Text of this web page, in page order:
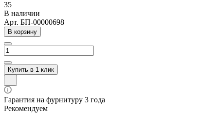
35
В наличии
Арт. БП-00000698
В корзину
Купить в 1 клик
Гарантия на фурнитуру 3 года
Рекомендуем